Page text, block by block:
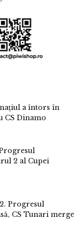
a întors în
CS Dinamo
2 al Cupei
Progresul
CS Tunari merge